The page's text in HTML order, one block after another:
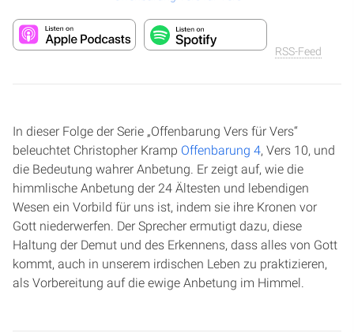
RSS-Feed
In dieser Folge der Serie „Offenbarung Vers für Vers“
beleuchtet Christopher Kramp Offenbarung 4, Vers 10, und
die Bedeutung wahrer Anbetung. Er zeigt auf, wie die
himmlische Anbetung der 24 Ältesten und lebendigen
Wesen ein Vorbild für uns ist, indem sie ihre Kronen vor
Gott niederwerfen. Der Sprecher ermutigt dazu, diese
Haltung der Demut und des Erkennens, dass alles von Gott
kommt, auch in unserem irdischen Leben zu praktizieren,
als Vorbereitung auf die ewige Anbetung im Himmel.